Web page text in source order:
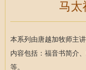
马太
本系列由唐越加牧师主
内容包括：福音书简介
等。